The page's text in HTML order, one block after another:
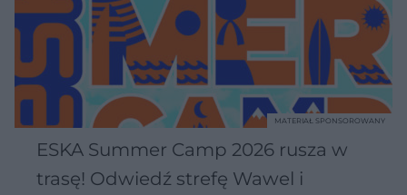
ESKA Summer Camp 2026 rusza w
trasę! Odwiedź strefę Wawel i
MATERIAŁ SPONSOROWANY